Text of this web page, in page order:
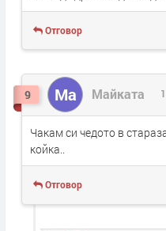
Отговор
9 Ма Майката
Чакам си чедото в
койка..
Отговор